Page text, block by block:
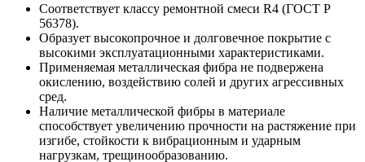
Соответствует классу ремонтной смеси R4 (ГОСТ Р
56378).
Образует высокопрочное и долговечное покрытие с
высокими эксплуатационными характеристиками.
Применяемая металлическая фибра не подвержена
окислению, воздействию солей и других агрессивных
сред.
Наличие металлической фибры в материале
способствует увеличению прочности на растяжение при
изгибе, стойкости к вибрационным и ударным
нагрузкам, трещинообразованию.